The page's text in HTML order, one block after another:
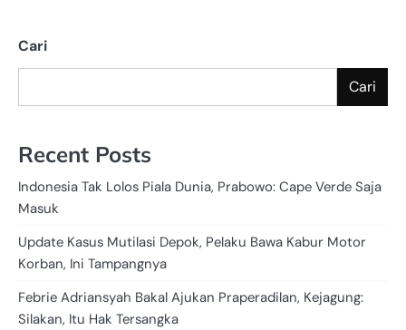
Cari
Cari
Recent Posts
Indonesia Tak Lolos Piala Dunia, Prabowo: Cape Verde Saja
Masuk
Update Kasus Mutilasi Depok, Pelaku Bawa Kabur Motor
Korban, Ini Tampangnya
Febrie Adriansyah Bakal Ajukan Praperadilan, Kejagung:
Silakan, Itu Hak Tersangka